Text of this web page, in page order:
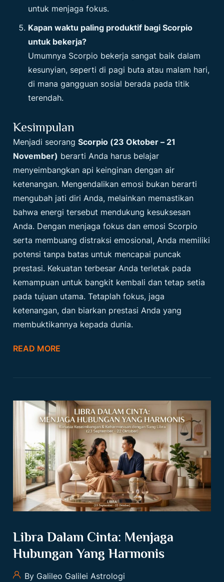
untuk menjaga fokus.
Kapan waktu paling produktif bagi Scorpio
untuk bekerja?
Umumnya Scorpio bekerja sangat baik dalam
kesunyian, seperti di pagi buta atau malam hari,
di mana gangguan sosial berada pada titik
terendah.
Kesimpulan
Menjadi seorangScorpio (23 Oktober – 21
November) berarti Anda harus belajar
menyeimbangkan api keinginan dengan air
ketenangan. Mengendalikan emosi bukan berarti
mengubah jati diri Anda, melainkan memastikan
bahwa energi tersebut mendukung kesuksesan
Anda. Dengan menjaga fokus dan emosi Scorpio
serta membuang distraksi emosional, Anda memiliki
potensi tanpa batas untuk mencapai puncak
prestasi. Kekuatan terbesar Anda terletak pada
kemampuan untuk bangkit kembali dan tetap setia
pada tujuan utama. Tetaplah fokus, jaga
ketenangan, dan biarkan prestasi Anda yang
membuktikannya kepada dunia.
READ MORE
Libra Dalam Cinta: Menjaga
Hubungan Yang Harmonis
By Galileo Galilei Astrologi